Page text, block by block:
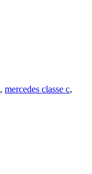
, mercedes classe c,